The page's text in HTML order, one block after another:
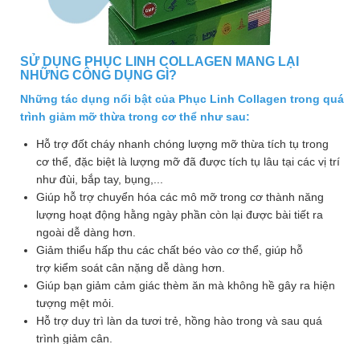
SỬ DỤNG PHỤC LINH COLLAGEN MANG LẠI
NHỮNG CÔNG DỤNG GÌ?
Những tác dụng nổi bật của Phục Linh Collagen trong quá
trình giảm mỡ thừa trong cơ thể như sau:
Hỗ trợ đốt cháy nhanh chóng lượng mỡ thừa tích tụ trong
cơ thể, đặc biệt là lượng mỡ đã được tích tụ lâu tại các vị trí
như đùi, bắp tay, bụng,...
Giúp hỗ trợ chuyển hóa các mô mỡ trong cơ thành năng
lượng hoạt động hằng ngày phần còn lại được bài tiết ra
ngoài dễ dàng hơn.
Giảm thiểu hấp thu các chất béo vào cơ thể, giúp hỗ
trợ kiểm soát cân nặng dễ dàng hơn.
Giúp bạn giảm cảm giác thèm ăn mà không hề gây ra hiện
tượng mệt mỏi.
Hỗ trợ duy trì làn da tươi trẻ, hồng hào trong và sau quá
trình giảm cân.